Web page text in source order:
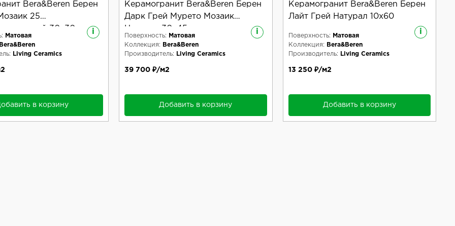
Bera&Beren Берен
25
30x30
i
Матовая
Bera&Beren
Living Ceramics
в корзину
Керамогранит Bera&Beren Берен
Дарк Грей Мурето Мозаик
Натурал 30x45
i
Поверхность:
Матовая
Коллекция:
Bera&Beren
Производитель:
Living Ceramics
39 700 ₽/м2
Добавить в корзину
Керамогранит Bera&Beren Берен
Лайт Грей Натурал 10x60
i
Поверхность:
Матовая
Коллекция:
Bera&Beren
Производитель:
Living Ceramics
13 250 ₽/м2
Добавить в корзину